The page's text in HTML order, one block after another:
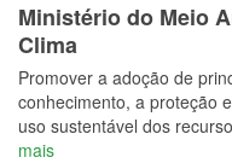
Ministério do Meio
Clima
Promover a adoção de
conhecimento, a proteção
uso sustentável dos
mais